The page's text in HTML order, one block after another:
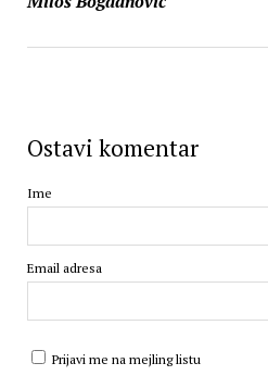
Ostavi komentar
Ime
Email adresa
Prijavi me na mejling listu